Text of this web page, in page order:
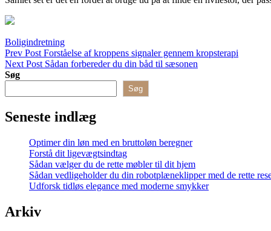
Categories
Boligindretning
Indlægsnavigation
Previous
Post
Prev Post Forståelse af kroppens signaler gennem kropsterapi
Next
Post
Next Post Sådan forbereder du din båd til sæsonen
Søg
Søg
Seneste indlæg
Optimer din løn med en bruttoløn beregner
Forstå dit ligevægtsindtag
Sådan vælger du de rette møbler til dit hjem
Sådan vedligeholder du din robotplæneklipper med de rette
Udforsk tidløs elegance med moderne smykker
Arkiv